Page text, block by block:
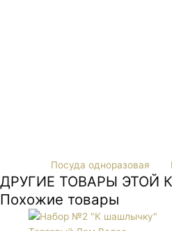
Посуда одноразовая
ДРУГИЕ ТОВАРЫ ЭТОЙ
Похожие товары